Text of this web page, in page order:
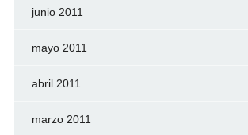
junio 2011
mayo 2011
abril 2011
marzo 2011